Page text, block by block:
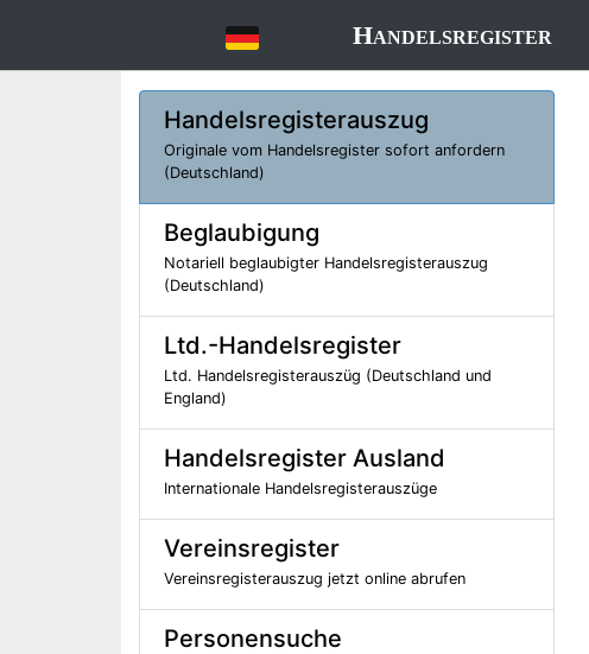
Handelsregister
Handelsregisterauszug
Originale vom Handelsregister sofort anfordern
(Deutschland)
Beglaubigung
Notariell beglaubigter Handelsregisterauszug
(Deutschland)
Ltd.-Handelsregister
Ltd. Handelsregisterauszüg (Deutschland und
England)
Handelsregister Ausland
Internationale Handelsregisterauszüge
Vereinsregister
Vereinsregisterauszug jetzt online abrufen
Personensuche